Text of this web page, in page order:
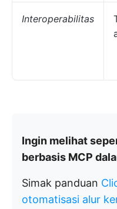
Interoperabilitas
Ingin melihat
berbasis MCP
Simak panduan
otomatisasi alur